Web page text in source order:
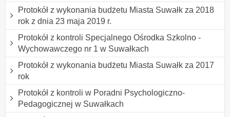
Protokół z wykonania budżetu Miasta Suwałk za 2018
rok z dnia 23 maja 2019 r.
Protokół z kontroli Specjalnego Ośrodka Szkolno -
Wychowawczego nr 1 w Suwałkach
Protokół z wykonania budżetu Miasta Suwałk za 2017
rok
Protokół z kontroli w Poradni Psychologiczno-
Pedagogicznej w Suwałkach